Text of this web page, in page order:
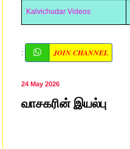
Kalvichudar Videos
: JOIN CHANNEL
24 May 2026
வாசகரின் இயல்பு